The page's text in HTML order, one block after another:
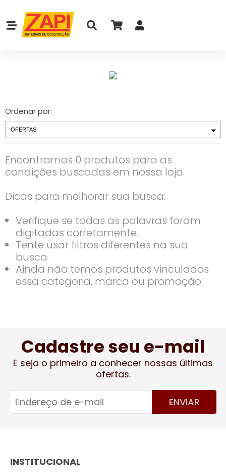
Ordenar por:
Encontramos 0 produtos para as
condições buscadas em nossa loja.
Dicas para melhorar sua busca:
Verifique se todas as palavras foram
digitadas corretamente.
Tente usar filtros diferentes na sua
busca
Ainda não temos produtos vinculados
essa categoria, marca ou promoção.
Cadastre seu e-mail
E seja o primeiro a conhecer nossas últimas
ofertas.
ENVIAR
INSTITUCIONAL